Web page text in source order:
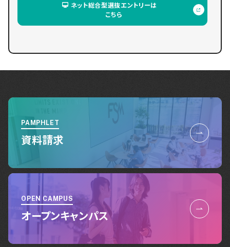
ネット総合型選抜エントリーは
こちら
PAMPHLET
資料請求
OPEN CAMPUS
オープンキャンパス